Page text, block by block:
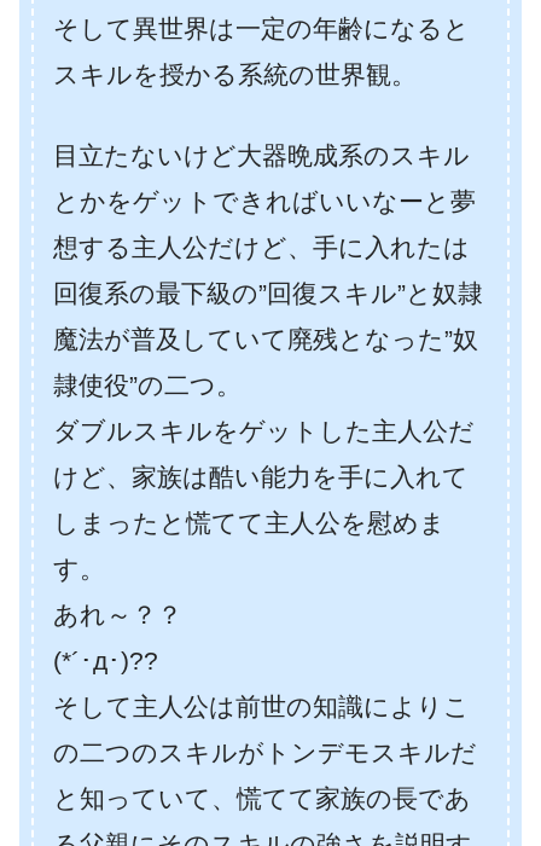
そして異世界は一定の年齢になると
スキルを授かる系統の世界観。
目立たないけど大器晩成系のスキル
とかをゲットできればいいなーと夢
想する主人公だけど、手に入れたは
回復系の最下級の”回復スキル”と奴隷
魔法が普及していて廃残となった”奴
隷使役”の二つ。
ダブルスキルをゲットした主人公だ
けど、家族は酷い能力を手に入れて
しまったと慌てて主人公を慰めま
す。
あれ～？？
(*´･д･)??
そして主人公は前世の知識によりこ
の二つのスキルがトンデモスキルだ
と知っていて、慌てて家族の長であ